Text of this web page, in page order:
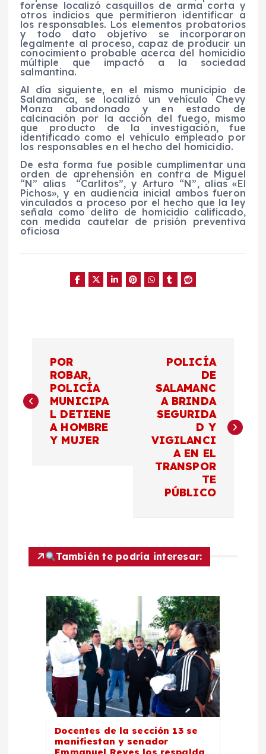
forense localizó casquillos de arma corta y
otros indicios que permitieron identificar a
los responsables. Los elementos probatorios
y todo dato objetivo se incorporaron
legalmente al proceso, capaz de producir un
conocimiento probable acerca del homicidio
múltiple que impactó a la sociedad
salmantina.
Al día siguiente, en el mismo municipio de
Salamanca, se localizó un vehículo Chevy
Monza abandonado y en estado de
calcinación por la acción del fuego, mismo
que producto de la investigación, fue
identificado como el vehículo empleado por
los responsables en el hecho del homicidio.
De esta forma fue posible cumplimentar una
orden de aprehensión en contra de Miguel
“N” alias “Carlitos”, y Arturo “N”, alias «El
Pichos», y en audiencia inicial ambos fueron
vinculados a proceso por el hecho que la ley
señala como delito de homicidio calificado,
con medida cautelar de prisión preventiva
oficiosa
v
POR
ROBAR,
POLICÍA
MUNICIPA
L DETIENE
A HOMBRE
Y MUJER
POLICÍA
DE
SALAMANC
A BRINDA
SEGURIDA
D Y
VIGILANCI
A EN EL
TRANSPOR
TE
PÚBLICO
También te podría interesar:
Docentes de la sección 13 se
manifiestan y senador